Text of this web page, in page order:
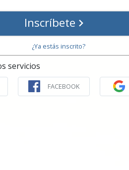
Inscríbete
¿Ya estás inscrito?
servicios
FACEBOOK